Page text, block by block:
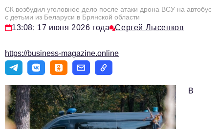
Туризм
Импортозамещение
Авторские материалы
Телефон редакции:+7 495 727-01-67
Электронные почты редакции:
СК возбудил уголовное дело после атаки дрона ВСУ на автобус
с детьми из Беларуси в Брянской области
13:08; 17 июня 2026 года Сергей Лысенков
https://business-magazine.online
В